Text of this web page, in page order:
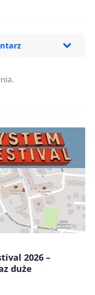
przeglądarce podczas
2026 –
duże